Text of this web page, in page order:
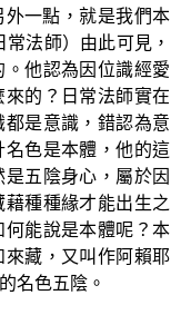
一點，就是我們本
法師）由此可見，
。他認為因位識經愛
的？日常法師實在
是意識，錯認為意
色是本體，他的這
五陰身心，屬於因
種種緣才能出生之
能說是本體呢？本
藏，又叫作阿賴耶
名色五陰。